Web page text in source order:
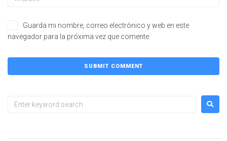
Guarda mi nombre, correo electrónico y web en este
navegador para la próxima vez que comente.